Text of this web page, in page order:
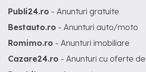
Publi24.ro - Anunturi gratuite
Bestauto.ro - Anunturi auto/moto
Romimo.ro - Anunturi imobiliare
Cazare24.ro - Anunturi cu oferte